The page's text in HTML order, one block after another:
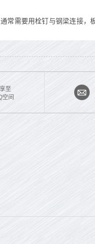
常需要用栓钉与钢梁连接，
至
空间